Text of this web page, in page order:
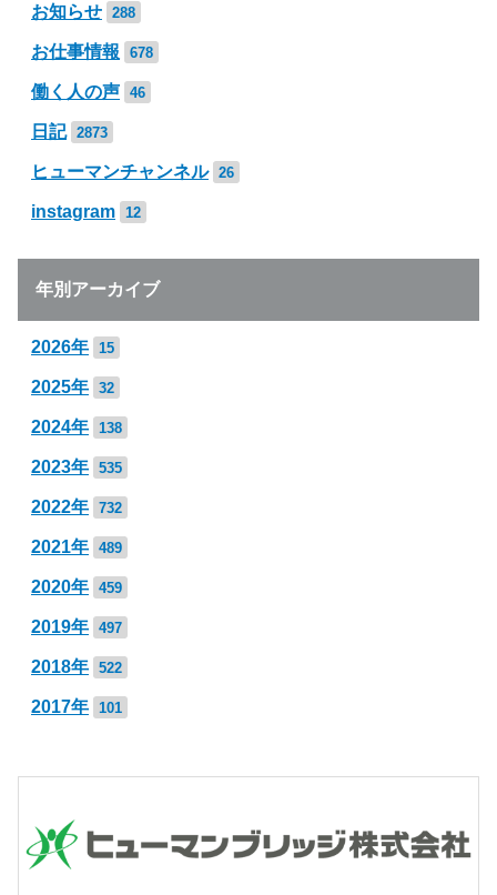
お知らせ 288
お仕事情報 678
働く人の声 46
日記 2873
ヒューマンチャンネル 26
instagram 12
年別アーカイブ
2026年 15
2025年 32
2024年 138
2023年 535
2022年 732
2021年 489
2020年 459
2019年 497
2018年 522
2017年 101